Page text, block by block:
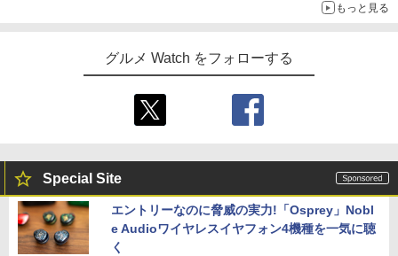
もっと見る
グルメ Watch をフォローする
Special Site
エントリーなのに脅威の実力!「Osprey」Nobl
e Audioワイヤレスイヤフォン4機種を一気に聴
く